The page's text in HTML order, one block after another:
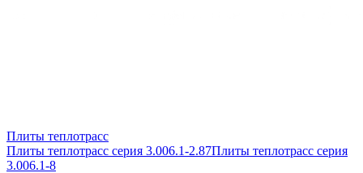
Плиты теплотрасс
Плиты теплотрасс серия 3.006.1-2.87Плиты теплотрасс серия
3.006.1-8